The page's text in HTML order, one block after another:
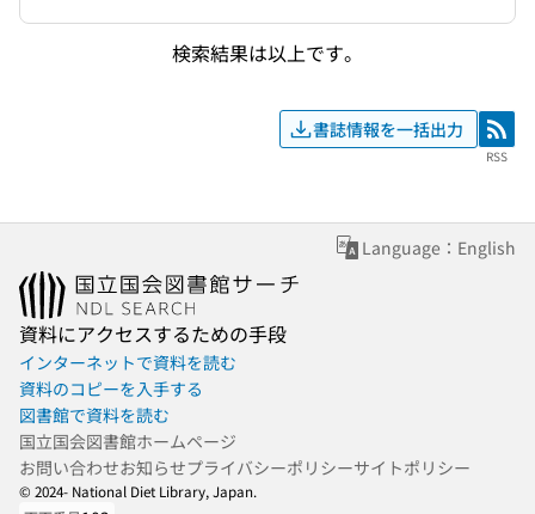
検索結果は以上です。
書誌情報を一括出力 RSS
RSS
Language：English
資料にアクセスするための手段
インターネットで資料を読む
資料のコピーを入手する
図書館で資料を読む
国立国会図書館ホームページ
お問い合わせお知らせプライバシーポリシーサイトポリシー
© 2024- National Diet Library, Japan.